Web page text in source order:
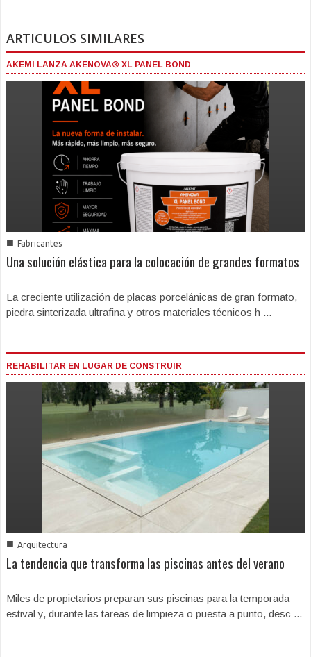
ARTICULOS SIMILARES
AKEMI LANZA AKENOVA® XL PANEL BOND
■ Fabricantes
Una solución elástica para la colocación de grandes formatos
La creciente utilización de placas porcelánicas de gran formato,
piedra sinterizada ultrafina y otros materiales técnicos h ...
REHABILITAR EN LUGAR DE CONSTRUIR
■ Arquitectura
La tendencia que transforma las piscinas antes del verano
Miles de propietarios preparan sus piscinas para la temporada
estival y, durante las tareas de limpieza o puesta a punto, desc ...